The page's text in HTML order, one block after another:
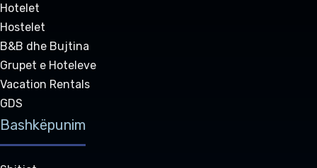
Hotelet
Hostelet
B&B dhe Bujtina
Grupet e Hoteleve
Vacation Rentals
GDS
Bashkëpunim